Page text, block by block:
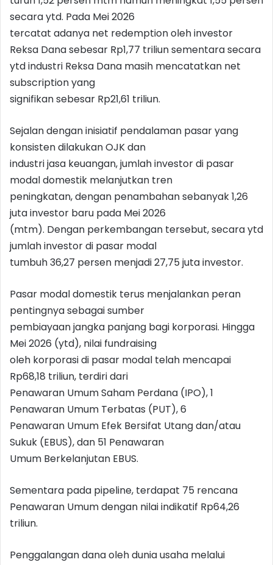
secara ytd. Pada Mei 2026
tercatat adanya net redemption oleh investor
Reksa Dana sebesar Rp1,77 triliun sementara secara
ytd industri Reksa Dana masih mencatatkan net
subscription yang
signifikan sebesar Rp21,61 triliun.
Sejalan dengan inisiatif pendalaman pasar yang
konsisten dilakukan OJK dan
industri jasa keuangan, jumlah investor di pasar
modal domestik melanjutkan tren
peningkatan, dengan penambahan sebanyak 1,26
juta investor baru pada Mei 2026
(mtm). Dengan perkembangan tersebut, secara ytd
jumlah investor di pasar modal
tumbuh 36,27 persen menjadi 27,75 juta investor.
Pasar modal domestik terus menjalankan peran
pentingnya sebagai sumber
pembiayaan jangka panjang bagi korporasi. Hingga
Mei 2026 (ytd), nilai fundraising
oleh korporasi di pasar modal telah mencapai
Rp68,18 triliun, terdiri dari
Penawaran Umum Saham Perdana (IPO), 1
Penawaran Umum Terbatas (PUT), 6
Penawaran Umum Efek Bersifat Utang dan/atau
Sukuk (EBUS), dan 51 Penawaran
Umum Berkelanjutan EBUS.
Sementara pada pipeline, terdapat 75 rencana
Penawaran Umum dengan nilai indikatif Rp64,26
triliun.
Penggalangan dana oleh dunia usaha melalui